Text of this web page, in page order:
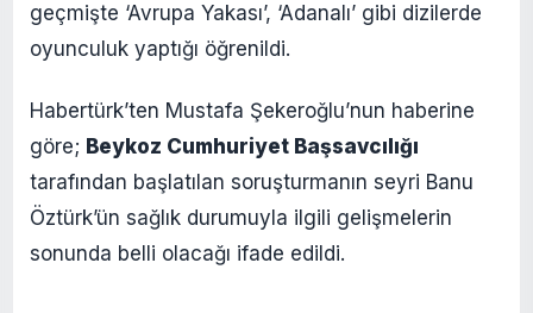
geçmişte ‘Avrupa Yakası’, ‘Adanalı’ gibi dizilerde
oyunculuk yaptığı öğrenildi.
Habertürk’ten Mustafa Şekeroğlu’nun haberine
göre; Beykoz Cumhuriyet Başsavcılığı
tarafından başlatılan soruşturmanın seyri Banu
Öztürk’ün sağlık durumuyla ilgili gelişmelerin
sonunda belli olacağı ifade edildi.